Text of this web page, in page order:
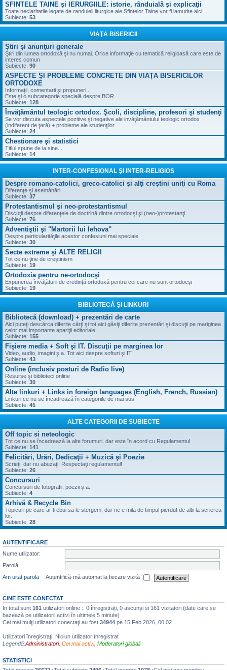
SFINTELE TAINE şi IERURGIILE: istorie, rânduială şi explicaţii
Toate neclaritatile legate de randuieli liturgice ale Sfintelor Taine vor fi lamurite aici!
Subiecte: 53
VIAŢA BISERICII
Ştiri şi anunţuri generale
Ştiri din lumea ortodoxă şi nu numai. Orice informaţie cu tematică religioasă care este de
interes comun
Subiecte: 90
ASPECTE ŞI PROBLEME CONCRETE DIN VIAŢA BISERICILOR
ORTODOXE
Informaţii, comentarii şi propuneri...
Este şi o subcategorie specială despre BOR.
Subiecte: 128
Învăţământul teologic ortodox. Şcoli, discipline, profesori şi studenţi
Se vor discuta aspectele pozitive şi negative ale invăţământului teologic ortodox
(indiferent de ţară) + probleme ale studenţilor
Subiecte: 24
Chestionare şi statistici
Titlul spune de la sine...
Subiecte: 14
INTER-CONFESIONAL ŞI INTER-RELIGIOS
Despre romano-catolici, greco-catolici şi alţi creştini uniţi cu Roma
Diferenţe şi asemănări
Subiecte: 37
Protestantismul şi neo-protestantismul
Discuţii despre diferenţele de doctrină dintre ortodocşi şi (neo-)protestanţi
Subiecte: 76
Adventiştii şi "Martorii lui Iehova"
Despre particularităţile acestor confesiuni mai speciale
Subiecte: 30
Secte extreme şi ALTE RELIGII
Tot ce nu ţine de creştinism
Subiecte: 19
Ortodoxia pentru ne-ortodocşi
Expunerea învăţăturii de credinţă ortodoxă pentru cei care nu sunt ortodocşi
Subiecte: 19
BIBLIOTECĂ ŞI LINKURI
Bibliotecă (download) + prezentări de carte
Aici puteţi descărca diferite cărţi şi tot aici găsiţi diferite prezentări şi discuţii pe mariginea
celor mai importante apariţii editoriale...
Subiecte: 155
Fişiere media + Soft şi IT. Discuţii pe marginea lor
Video, audio, imagini ş.a. Tot aici despre softuri şi IT
Subiecte: 43
Online (inclusiv posturi de Radio live)
Resurse şi biblioteci online
Subiecte: 30
Alte linkuri + Links in foreign languages (English, French, Russian)
Linkuri ce nu se încadrează în categoriile de mai sus
Subiecte: 45
ALTE CATEGORII DE SUBIECTE
Off topic si neteologic
Tot ce nu se încadrează la alte forumuri, dar este în acord cu Regulamentul
Subiecte: 141
Felicitări, Urări, Dedicaţii + Muzică şi Poezie
Scrieţi, dar nu abuzaţi! Respectaţi regulamentul!
Subiecte: 26
Concursuri
Concursuri de fotografii, poezii ş.a.
Subiecte: 4
Arhivă & Recycle Bin
Topicuri pe care ar trebui sa le stergem, dar ne e mila de timpul pierdut de altii la scrierea
lor.
Subiecte: 28
AUTENTIFICARE
Nume utilizator:
Parolă:
Am uitat parola
Autentifică-mă automat la fiecare vizită
CINE ESTE CONECTAT
In total sunt 161 utilizatori online :: 0 înregistrați, 0 ascunși și 161 vizitatori (date care se
bazează pe utilizatorii activi în ultimele 5 minute)
Cei mai mulţi utilizatori conectaţi au fost 34944 pe 15 Feb 2026, 00:02
Utilizatori înregistraţi: Niciun utilizator înregistrat
Legendă:Administratori, Cei mai activi, Moderatori globali
STATISTICI